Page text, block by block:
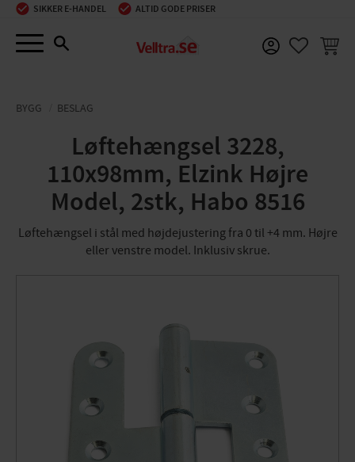
Menu
SIKKER E-HANDEL ALTID GODE PRISER
BYGG BESLAG
Løftehængsel 3228,
110x98mm, Elzink Højre
Model, 2stk, Habo 8516
Løftehængsel i stål med højdejustering fra 0 til +4 mm. Højre
eller venstre model. Inklusiv skrue.